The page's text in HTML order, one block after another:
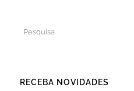
RECEBA NOVIDADES